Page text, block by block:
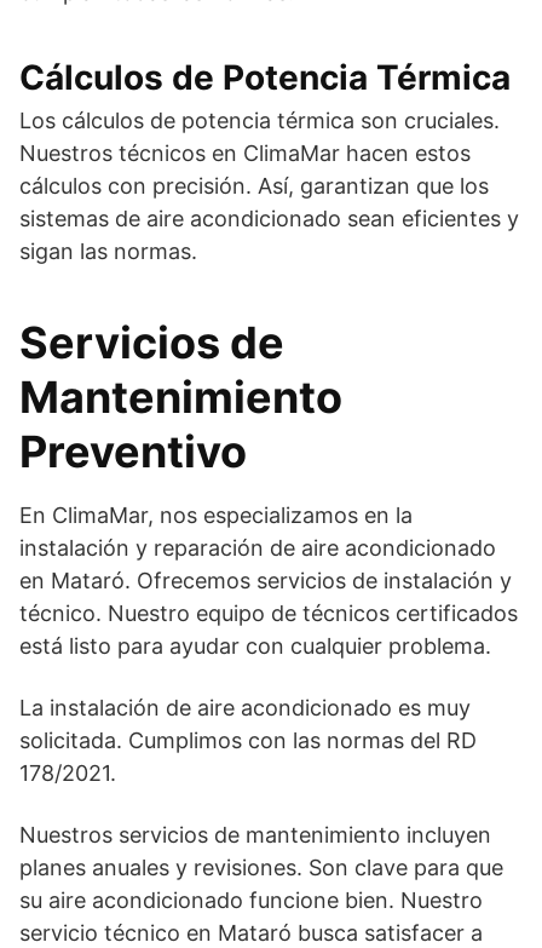
Cálculos de Potencia Térmica
Los cálculos de potencia térmica son cruciales.
Nuestros técnicos en ClimaMar hacen estos
cálculos con precisión. Así, garantizan que los
sistemas de aire acondicionado sean eficientes y
sigan las normas.
Servicios de
Mantenimiento
Preventivo
En ClimaMar, nos especializamos en la
instalación y reparación de aire acondicionado
en Mataró. Ofrecemos servicios de instalación y
técnico. Nuestro equipo de técnicos certificados
está listo para ayudar con cualquier problema.
La instalación de aire acondicionado es muy
solicitada. Cumplimos con las normas del RD
178/2021.
Nuestros servicios de mantenimiento incluyen
planes anuales y revisiones. Son clave para que
su aire acondicionado funcione bien. Nuestro
servicio técnico en Mataró busca satisfacer a